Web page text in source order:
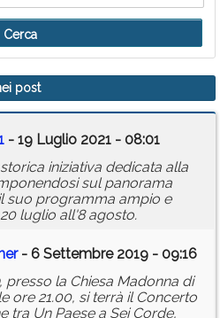
post
- 19 Luglio 2021 - 08:01
iniziativa dedicata alla
sul panorama
suo programma ampio e
luglio all'8 agosto.
- 6 Settembre 2019 - 09:16
, presso la Chiesa Madonna di
ore 21.00, si terrà il Concerto
Un Paese a Sei Corde,